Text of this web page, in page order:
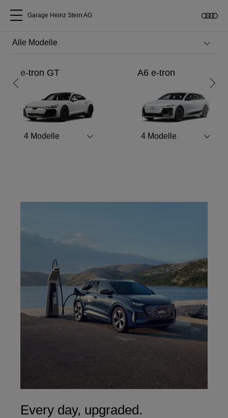
Alle Modelle
Über uns
Audi kaufen
Service & Reparatur
Garage Heinz Stern AG
Entdecken Sie den neuen Audi RS 5.
Mehr erfahren
e-tron GT
4 Modelle
A6 e-tron
4 Modelle
Every day, upgraded.